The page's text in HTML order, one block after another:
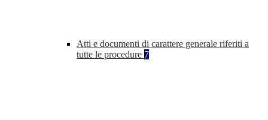
Atti e documenti di carattere generale riferiti a
tutte le procedure 7